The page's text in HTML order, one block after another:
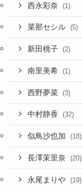
西永彩奈 (1)
菜那セシル (5)
新田桃子 (2)
南里美希 (1)
西野夢菜 (3)
中村静香 (32)
似鳥沙也加 (18)
長澤茉里奈 (20)
永尾まりや (19)